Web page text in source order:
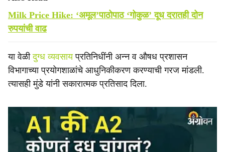
Milk Price Hike: ‘अमूल’पाठोपाठ ‘गोकुळ’ दूध दरातही दोन
रुपयांची वाढ
या वेळीदुग्ध व्यवसायप्रतिनिधींनी अन्न व औषध प्रशासन
विभागाच्या प्रयोगशाळांचे आधुनिकीकरण करण्याची गरज मांडली.
त्यासही मुंडे यांनी सकारात्मक प्रतिसाद दिला.